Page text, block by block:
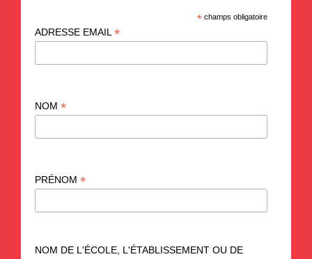
* champs obligatoire
ADRESSE EMAIL *
NOM *
PRÉNOM *
NOM DE L'ÉCOLE, L'ÉTABLISSEMENT OU DE